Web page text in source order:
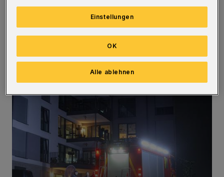
bereits mit zwei Eimern Wassern bereits
gelöscht, bevor die Feuerwehr eintraf. Die
Einsatzkräfte mussten deshalb nur noch den
Bereich lüften und die anlegenden Zimmer
(Bilder)
Einstellungen
Alle ablehnen
OK